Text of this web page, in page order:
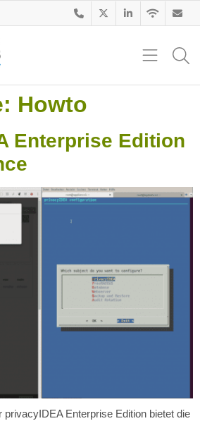
Howto
Enterprise Edition
privacyIDEA Enterprise Edition bietet die